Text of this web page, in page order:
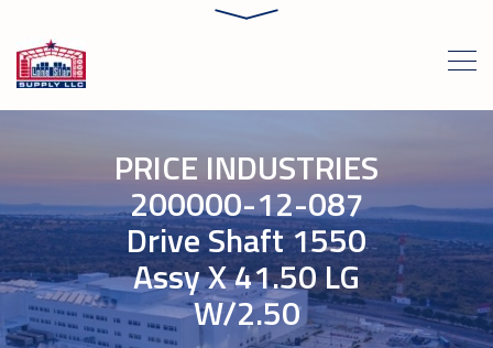
PRICE INDUSTRIES
200000-12-087
Drive Shaft 1550
Assy X 41.50 LG
W/2.50